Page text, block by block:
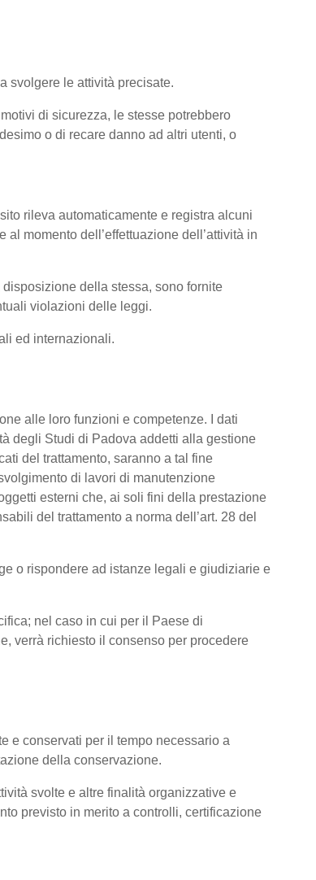
svolgere le attività precisate.
di sicurezza, le stesse potrebbero
o di recare danno ad altri utenti, o
rileva automaticamente e registra alcuni
momento dell’effettuazione dell’attività in
della stessa, sono fornite
violazioni delle leggi.
ed internazionali.
alle loro funzioni e competenze. I dati
degli Studi di Padova addetti alla gestione
del trattamento, saranno a tal fine
di lavori di manutenzione
esterni che, ai soli fini della prestazione
del trattamento a norma dell’art. 28 del
o rispondere ad istanze legali e giudiziarie e
nel caso in cui per il Paese di
verrà richiesto il consenso per procedere
e conservati per il tempo necessario a
della conservazione.
svolte e altre finalità organizzative e
previsto in merito a controlli, certificazione